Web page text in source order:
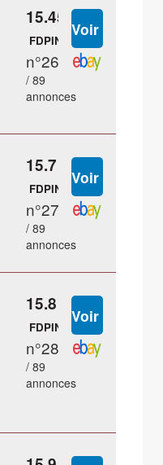
15.45 €
FDPIN
n°26
/ 89
annonces
15.7 €
FDPIN
n°27
/ 89
annonces
15.8 €
FDPIN
n°28
/ 89
annonces